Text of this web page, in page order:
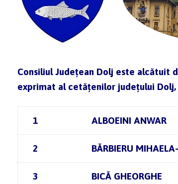
Consiliul Județean Dolj este alcătuit
exprimat al cetățenilor județului
1 ALBOEINI ANWAR
2 BĂRBIERU
3 BICĂ GHEORGHE